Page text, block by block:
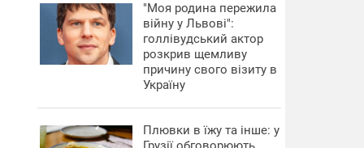
"Моя родина пережила
війну у Львові":
голлівудський актор
розкрив щемливу
причину свого візиту в
Україну
Плювки в їжу та інше: у